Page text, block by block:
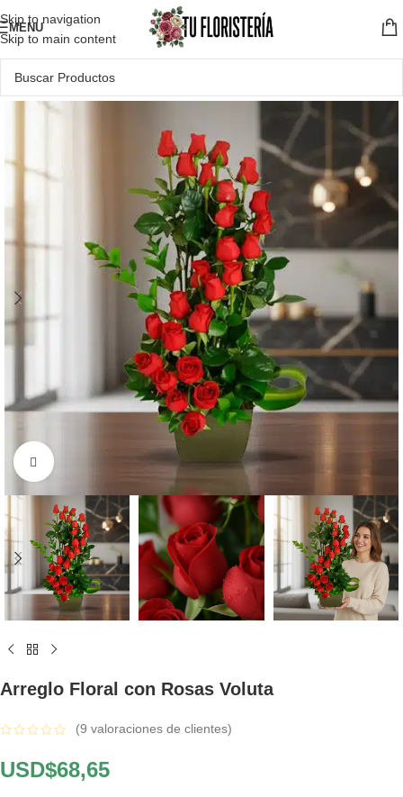
Skip to navigation
Skip to main content
MENU
Click to enlarge
Arreglo Floral con Rosas Voluta
(9 valoraciones de clientes)
USD$68,65